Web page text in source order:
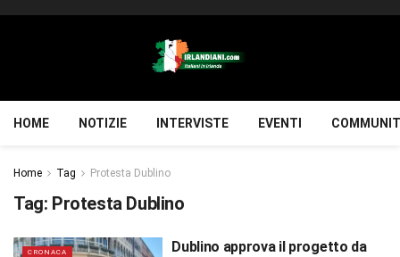
HOME NOTIZIE INTERVISTE EVENTI
Home Tag Protesta Dublino
Tag: Protesta Dublino
CRONACA
Dublino approva il progetto da